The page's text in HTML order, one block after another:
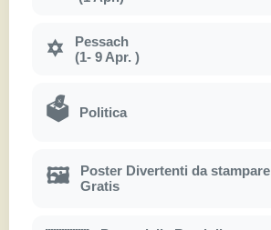
✡
Pessach
(1- 9 Apr. )
🗳 Politica
🖼
Poster Divertenti da stampare
Gratis